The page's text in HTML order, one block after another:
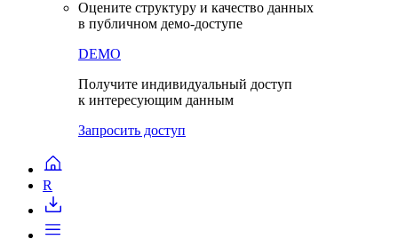
Оцените структуру и качество данных
в публичном демо-доступе
DEMO
Получите индивидуальный доступ
к интересующим данным
Запросить доступ
R